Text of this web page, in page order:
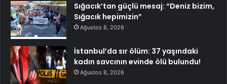
Sığacık’tan güçlü mesaj: “Deniz bizim,
Sığacık hepimizin”
Ağustos 8, 2026
İstanbul’da sır ölüm: 37 yaşındaki
kadın savcının evinde ölü bulundu!
Ağustos 8, 2026